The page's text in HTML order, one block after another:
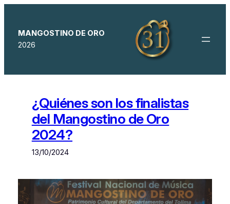
contenido
MANGOSTINO DE ORO
2026
¿Quiénes son los finalistas
del Mangostino de Oro
2024?
13/10/2024